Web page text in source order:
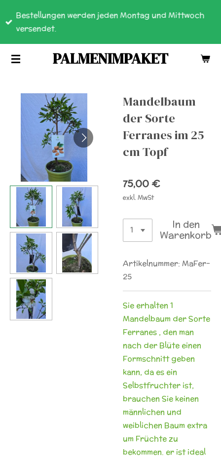
Zum
Hauptinhalt
PALMENIMPAKET
Bestellungen werden jeden Montag und Mittwoch
versendet.
Mandelbaum
der Sorte
Ferranes im 25
cm Topf
75,00 €
exkl. MwSt
In den
Warenkorb
Artikelnummer: MaFer-
25
Sie erhalten 1
Mandelbaum der Sorte
Ferranes , den man
nach der Blüte einen
Formschnitt geben
kann, da es ein
Selbstfruchter ist,
brauchen Sie keinen
männlichen und
weiblichen Baum extra
um Früchte zu
bekommen. er ist ideal